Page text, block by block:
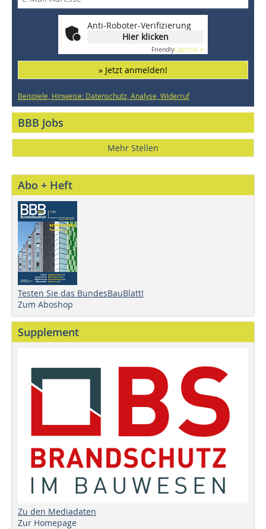
Anti-Roboter-Verifizierung
Hier klicken
FriendlyCaptcha ⇗
» Jetzt anmelden!
Beispiele, Hinweise: Datenschutz, Analyse, Widerruf
BBB Jobs
Mehr Stellen
Abo + Heft
Testen Sie das BundesBauBlatt!
Zum Aboshop
Supplement
Zu den Mediadaten
Zur Homepage